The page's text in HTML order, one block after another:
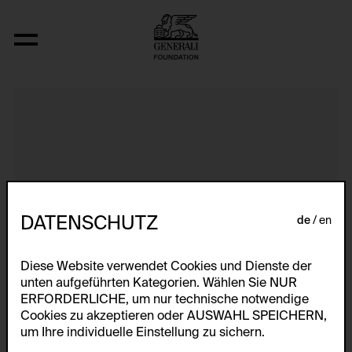
DATENSCHUTZ de en
Diese Website verwendet Cookies und Dienste der
unten aufgeführten Kategorien. Wählen Sie NUR
ERFORDERLICHE, um nur technische notwendige
Cookies zu akzeptieren oder AUSWAHL SPEICHERN,
um Ihre individuelle Einstellung zu sichern.